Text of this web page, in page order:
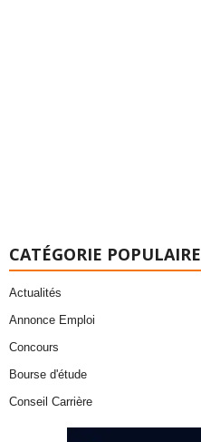
CATÉGORIE POPULAIRE
Actualités
Annonce Emploi
Concours
Bourse d'étude
Conseil Carrière